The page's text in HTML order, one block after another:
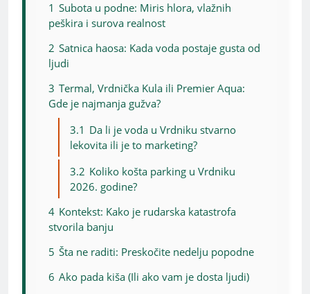
1 Subota u podne: Miris hlora, vlažnih
peškira i surova realnost
2 Satnica haosa: Kada voda postaje gusta od
ljudi
3 Termal, Vrdnička Kula ili Premier Aqua:
Gde je najmanja gužva?
3.1 Da li je voda u Vrdniku stvarno
lekovita ili je to marketing?
3.2 Koliko košta parking u Vrdniku
2026. godine?
4 Kontekst: Kako je rudarska katastrofa
stvorila banju
5 Šta ne raditi: Preskočite nedelju popodne
6 Ako pada kiša (Ili ako vam je dosta ljudi)